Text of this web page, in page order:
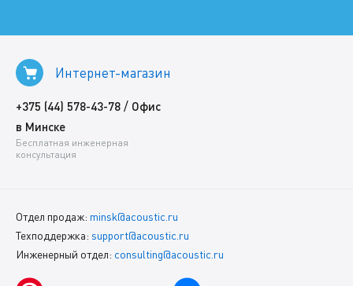
Интернет-магазин
+375 (44) 578-43-78 / Офис
в Минске
Бесплатная инженерная
консультация
Отдел продаж: minsk@acoustic.ru
Техподдержка: support@acoustic.ru
Инженерный отдел: consulting@acoustic.ru